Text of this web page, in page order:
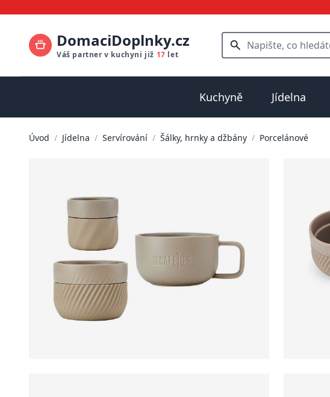
DomaciDoplnky.cz
Váš partner v kuchyni již 17 let
Kuchyně Jídelna
Úvod / Jídelna / Servírování / Šálky, hrnky a džbány / Porcelánové